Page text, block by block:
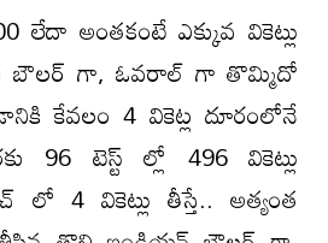
లేదా అంతకంటే ఎక్కువ వికెట్లు
బౌలర్ గా, ఓవరాల్ గా తొమ్మిదో
కేవలం 4 వికెట్ల దూరంలోనే
96 టెస్ట్ ల్లో 496 వికెట్లు
4 వికెట్లు తీస్తే.. అత్యంత